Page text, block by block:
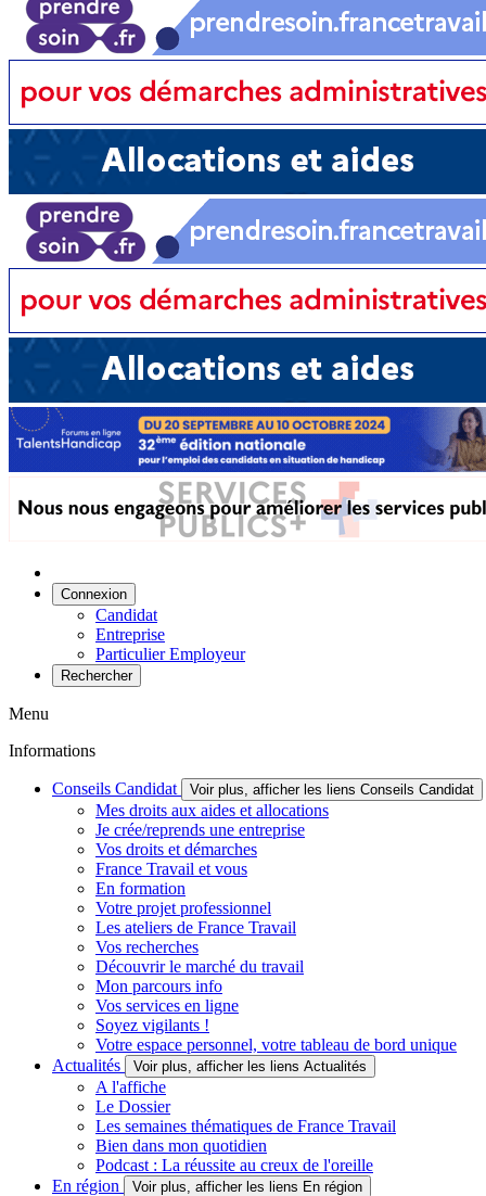
Connexion
Candidat
Entreprise
Particulier Employeur
Rechercher
Menu
Informations
Conseils Candidat Voir plus, afficher les liens Conseils Candidat
Mes droits aux aides et allocations
Je crée/reprends une entreprise
Vos droits et démarches
France Travail et vous
En formation
Votre projet professionnel
Les ateliers de France Travail
Vos recherches
Découvrir le marché du travail
Mon parcours info
Vos services en ligne
Soyez vigilants !
Votre espace personnel, votre tableau de bord unique
Actualités
Voir plus, afficher les liens Actualités
A l'affiche
Le Dossier
Les semaines thématiques de France Travail
Bien dans mon quotidien
Podcast : La réussite au creux de l'oreille
En région
Voir plus, afficher les liens En région